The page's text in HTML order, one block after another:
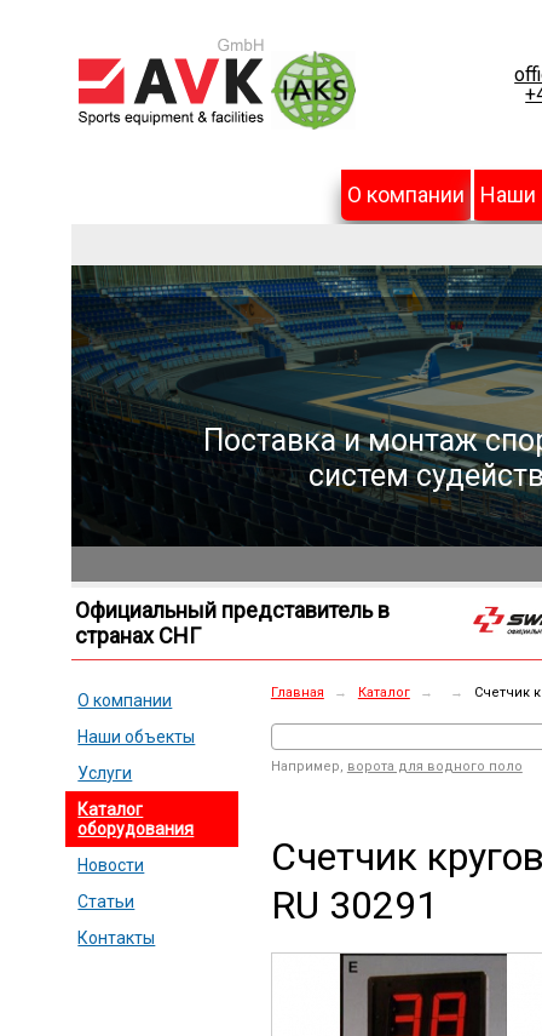
О компании Наши
Поставка и монтаж
систем
Официальный представитель в
странах СНГ
О компании
Наши объекты
Услуги
Каталог
оборудования
Новости
Статьи
Контакты
Главная → Каталог → → Счетчик
Например, ворота для водного поло
Счетчик
RU 30291